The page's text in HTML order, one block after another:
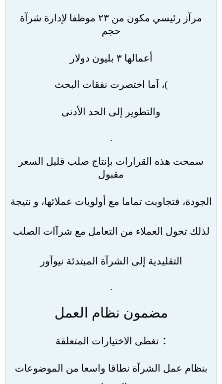
مرآز رئيسي مكون من ٢٣ موظفا لإدارة شرآة
حجم
أعمالها ٣ بليون دولار
)، آما اختصرت نفقات البحث
والتطوير إلى الحد الأدنى
.
سمحت هذه القرارات بإنتاج صلب قليل السعر
مقبول
الجودة، فتجاوبت تماما مع أولويات عملائها، و نتيجة
لذلك تحول العملاء من التعامل مع شرآات الصلب
التقليدية إلى الشرآة المبتدئة نيوآور
.
مضمون نظام العمل
: تغطى الاختيارات المتعلقة
بنظام عمل الشرآة نطاقا واسعا من الموضوعات